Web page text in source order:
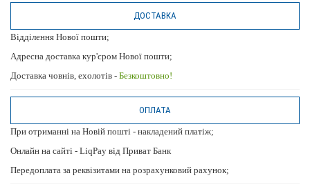
ДОСТАВКА
Відділення Нової пошти;
Адресна доставка кур'єром Нової пошти;
Доставка човнів, ехолотів - Безкоштовно!
ОПЛАТА
При отриманні на Новій пошті - накладений платіж;
Онлайн на сайті - LiqPay від Приват Банк
Передоплата за реквізитами на розрахунковий рахунок;